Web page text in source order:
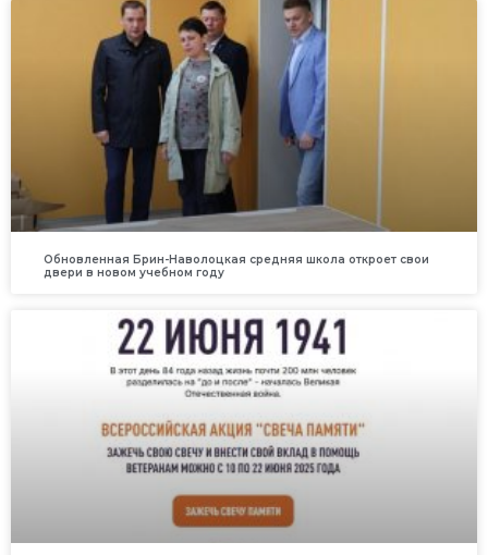
Обновленная Брин-Наволоцкая средняя школа откроет свои
двери в новом учебном году